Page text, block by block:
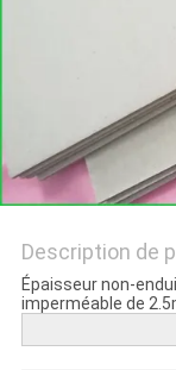
Description de
Épaisseur non-
imperméable de